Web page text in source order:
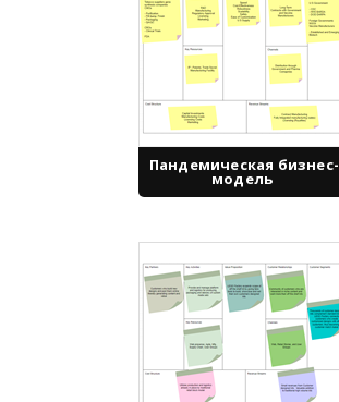
Пандемическая бизнес-
модель